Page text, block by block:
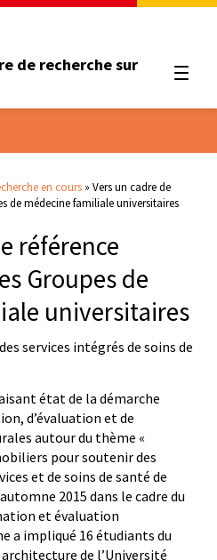
de recherche sur
en cours » Vers un cadre de
de médecine familiale universitaires
référence
Groupes de
universitaires
services intégrés de soins de
état de la démarche
d’évaluation et de
autour du thème «
pour soutenir des
et de soins de santé de
2015 dans le cadre du
et évaluation
a impliqué 16 étudiants du
de l’Université